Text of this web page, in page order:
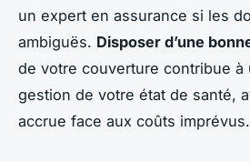
un expert en assurance si les
ambiguës. Disposer d’une
de votre couverture contribue à
gestion de votre état de santé,
accrue face aux coûts imprévus.